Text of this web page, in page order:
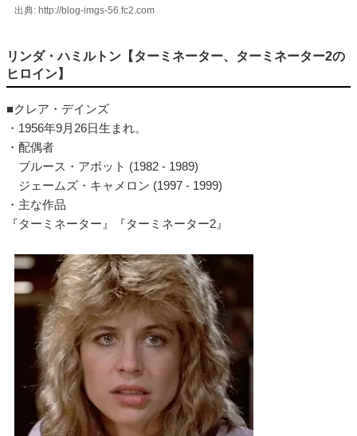
出典: http://blog-imgs-56.fc2.com
リンダ・ハミルトン【ターミネーター、ターミネーター2の
ヒロイン】
■クレア・デインズ
・1956年9月26日生まれ。
・配偶者
ブルース・アボット (1982 - 1989)
ジェームズ・キャメロン (1997 - 1999)
・主な作品
『ターミネーター』『ターミネーター2』